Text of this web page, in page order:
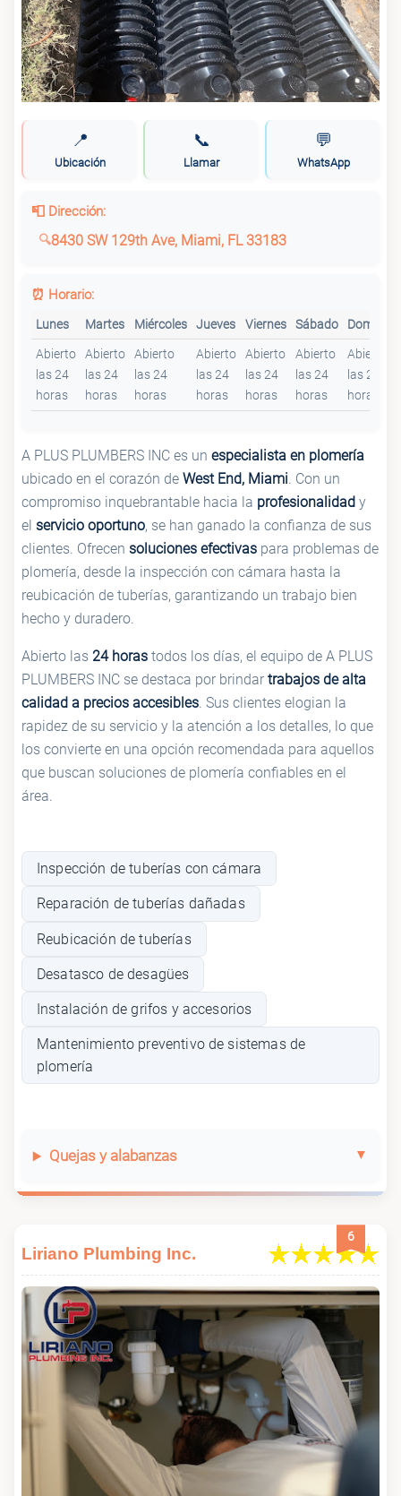
📍
Ubicación
📞
Llamar
💬
WhatsApp
📮 Dirección:
8430 SW 129th Ave, Miami, FL 33183
⏰ Horario:
Lunes Martes Miércoles Jueves Viernes Sábado Domingo
Abierto
las 24
horas
Abierto
las 24
horas
Abierto
las 24
horas
Abierto
las 24
horas
Abierto
las 24
horas
Abierto
las 24
horas
Abierto
las 24
horas
A PLUS PLUMBERS INC es un especialista en plomería
ubicado en el corazón de West End, Miami. Con un
compromiso inquebrantable hacia la profesionalidad y
el servicio oportuno, se han ganado la confianza de sus
clientes. Ofrecen soluciones efectivas para problemas de
plomería, desde la inspección con cámara hasta la
reubicación de tuberías, garantizando un trabajo bien
hecho y duradero.
Abierto las 24 horas todos los días, el equipo de A PLUS
PLUMBERS INC se destaca por brindar trabajos de alta
calidad a precios accesibles. Sus clientes elogian la
rapidez de su servicio y la atención a los detalles, lo que
los convierte en una opción recomendada para aquellos
que buscan soluciones de plomería confiables en el
área.
Inspección de tuberías con cámara
Reparación de tuberías dañadas
Reubicación de tuberías
Desatasco de desagües
Instalación de grifos y accesorios
Mantenimiento preventivo de sistemas de
plomería
Quejas y alabanzas
6
Liriano Plumbing Inc.